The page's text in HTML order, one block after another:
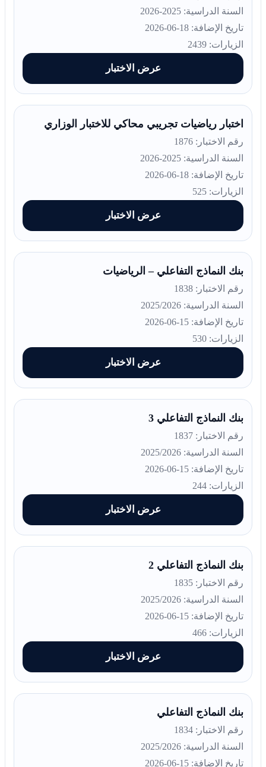
السنة الدراسية: 2025-2026
تاريخ الإضافة: 18-06-2026
الزيارات: 2439
عرض الاختبار
اختبار رياضيات تجريبي محاكي للاختبار الوزاري
رقم الاختبار: 1876
السنة الدراسية: 2025-2026
تاريخ الإضافة: 18-06-2026
الزيارات: 525
عرض الاختبار
بنك النماذج التفاعلي – الرياضيات
رقم الاختبار: 1838
السنة الدراسية: 2025/2026
تاريخ الإضافة: 15-06-2026
الزيارات: 530
عرض الاختبار
بنك النماذج التفاعلي 3
رقم الاختبار: 1837
السنة الدراسية: 2025/2026
تاريخ الإضافة: 15-06-2026
الزيارات: 244
عرض الاختبار
بنك النماذج التفاعلي 2
رقم الاختبار: 1835
السنة الدراسية: 2025/2026
تاريخ الإضافة: 15-06-2026
الزيارات: 466
عرض الاختبار
بنك النماذج التفاعلي
رقم الاختبار: 1834
السنة الدراسية: 2025/2026
تاريخ الإضافة: 15-06-2026